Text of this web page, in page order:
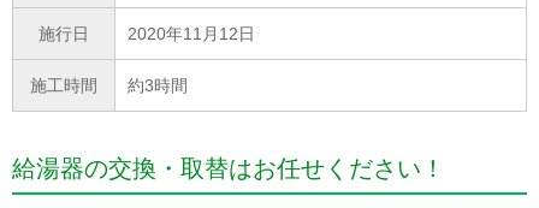
施行日 2020年11月12日
施工時間 約3時間
給湯器の交換・取替はお任せください！